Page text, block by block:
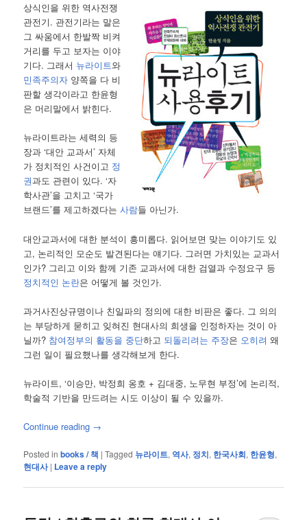
상식인을 위한 역사전쟁
관전기. 관전기라는 말은
그 싸움에서 한발짝 비켜
거리를 두고 보자는 이야
기다. 그래서 뉴라이트와
민족주의자 양쪽을 다 비
판할 생각이라고 한윤형
은 머리말에서 밝힌다.
뉴라이트라는 세력의 등
장과 ‘대안 교과서’ 자체
가 정치적인 사건이고 정
권과도 관련이 있다. ‘자
학사관’을 고치고 ‘국가
브랜드’를 제고하겠다는사람들 아닌가.
대안교과서에 대한 분석이 흥미롭다. 읽어보면 맞는 이야기도 있
고, 논리적인 모순도 발견된다는 얘기다. 그러면 가치있는 교과서
인가? 그리고 이와 함께 기존 교과서에 대한 검열과 수정요구 등
정치적인 논란은 어떻게 볼 것인가.
과거사진상규명이나 친일파의 정의에 대한 비판은 좋다. 그 의의
는 부당하게 묻히고 잊혀진 현대사의 희생을 인정하자는 것이 아
닐까? 참여정부의 활동을 중단하고 되돌리려는 주장은 오히려 왜
그런 일이 필요했나를 생각해보게 한다.
뉴라이트, ‘이승만, 박정희 옹호 + 김대중, 노무현 부정’에 논리적,
학술적 기반을 만드려는 시도 이상이 될 수 있을까.
Continue reading →
Posted in books / 책 |Tagged 뉴라이트, 역사, 정치, 한국사회, 한윤형,
현대사 | Leave a reply